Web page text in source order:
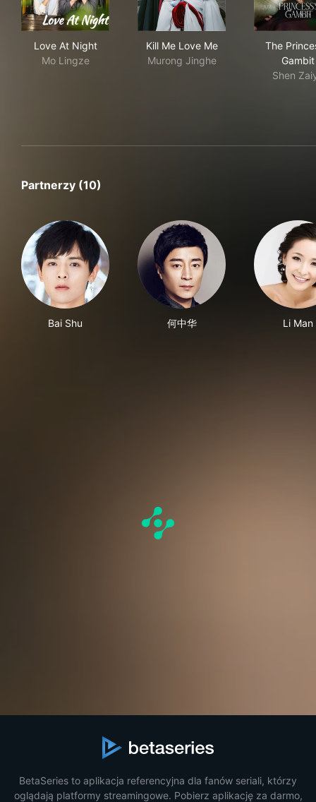
Love At Night
Mo Lingze
Kill Me Love Me
Murong Jinghe
The
Gambit
Shen
Partnerzy (10)
Bai Shu 何中华 Li Man
BetaSeries to aplikacja referencyjna dla fanów seriali, którzy
oglądają platformy streamingowe. Pobierz aplikację za darmo,